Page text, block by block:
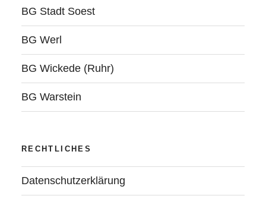
BG Stadt Soest
BG Werl
BG Wickede (Ruhr)
BG Warstein
RECHTLICHES
Datenschutzerklärung